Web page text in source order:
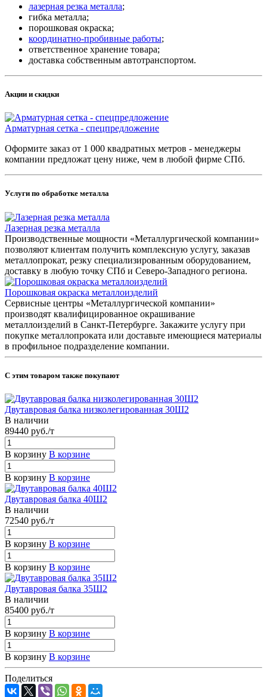
лазерная резка металла;
гибка металла;
порошковая окраска;
координатно-пробивные работы;
ответственное хранение товара;
доставка собственным автотранспортом.
Акции и скидки
Арматурная сетка - спецпредложение
Оформите заказ от 1 000 квадратных метров - менеджеры
компании предложат цену ниже, чем в любой фирме СПб.
Услуги по обработке металла
Лазерная резка металла
Производственные мощности «Металлургической компании»
позволяют клиентам получить комплексную услугу, заказав
металлопрокат, резку специализированным оборудованием,
доставку в любую точку СПб и Северо-Западного региона.
Порошковая окраска металлоизделий
Сервисные центры «Металлургической компании»
производят квалифицированное окрашивание
металлоизделий в Санкт-Петербурге. Закажите услугу при
покупке металлопроката или доставьте имеющиеся материалы
в профильное подразделение компании.
С этим товаром также покупают
Двутавровая балка низколегированная 30Ш2
В наличии
89440 руб./т
В корзину В корзине
В корзину В корзине
Двутавровая балка 40Ш2
В наличии
72540 руб./т
В корзину В корзине
В корзину В корзине
Двутавровая балка 35Ш2
В наличии
85400 руб./т
В корзину В корзине
В корзину В корзине
Поделиться